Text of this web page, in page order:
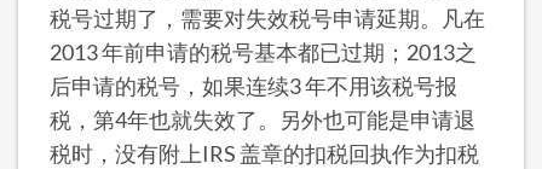
税号过期了，需要对失效税号申请延期。凡在
2013 年前申请的税号基本都已过期；2013之
后申请的税号，如果连续3 年不用该税号报
税，第4年也就失效了。另外也可能是申请退
税时，没有附上IRS 盖章的扣税回执作为扣税